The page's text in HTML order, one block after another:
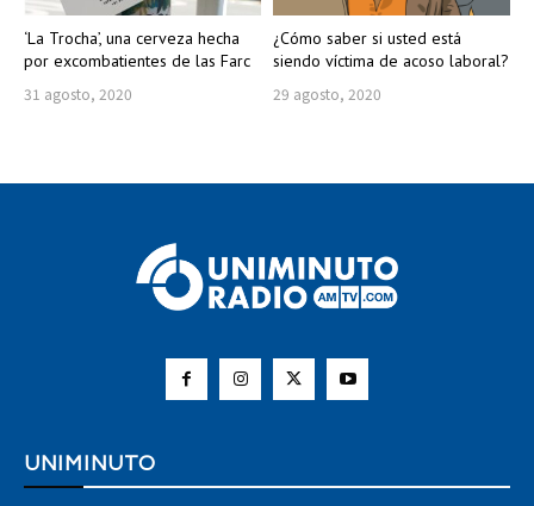
‘La Trocha’, una cerveza hecha
por excombatientes de las Farc
31 agosto, 2020
¿Cómo saber si usted está
siendo víctima de acoso laboral?
29 agosto, 2020
UNIMINUTO